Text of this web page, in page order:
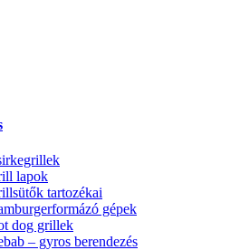
lapok
tartozékai
gépek
dog grillek
– gyros berendezés